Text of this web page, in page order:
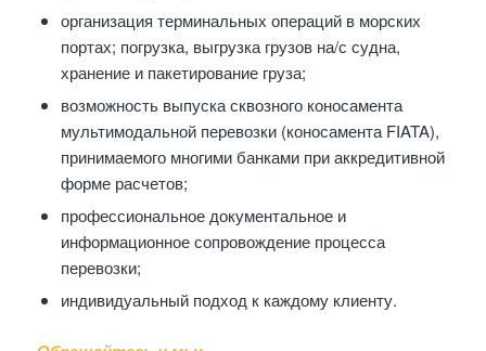
организация терминальных операций в морских
портах; погрузка, выгрузка грузов на/с судна,
хранение и пакетирование груза;
возможность выпуска сквозного коносамента
мультимодальной перевозки (коносамента FIATA),
принимаемого многими банками при аккредитивной
форме расчетов;
профессиональное документальное и
информационное сопровождение процесса
перевозки;
индивидуальный подход к каждому клиенту.